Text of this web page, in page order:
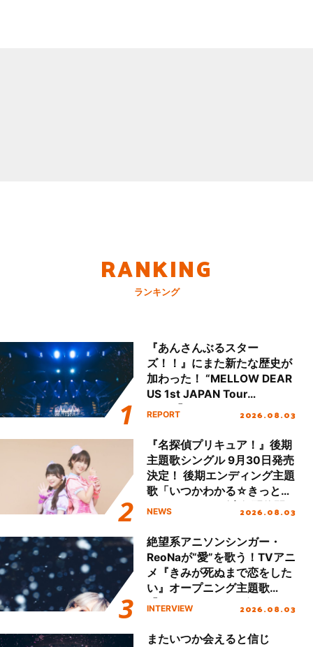
RANKING
ランキング
『あんさんぶるスター
ズ！！』にまた新たな歴史が
加わった！ “MELLOW DEAR
US 1st JAPAN Tour
Final「NICE to meet YOU
ート!!
REPORT 2026.08.03
『名探偵プリキュア！』後期
主題歌シングル 9月30日発売
決定！ 後期エンディング主題
歌「いつかわかる☆きっとあ
える」TVサイズ先行配信開
NEWS 2026.08.03
絶望系アニソンシンガー・
ReoNaが“愛”を歌う！TVアニ
メ『きみが死ぬまで恋をした
い』オープニング主題歌
「Amore」インタビュー
INTERVIEW 2026.08.03
またいつか会えると信じ